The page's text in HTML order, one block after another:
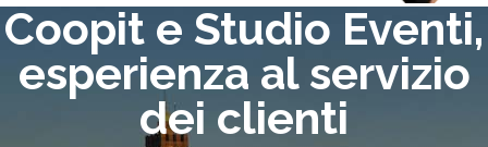
Coopit e Studio Eventi,
esperienza al servizio
dei clienti